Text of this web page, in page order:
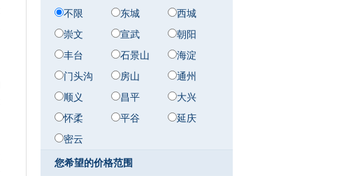
不限 东城
西城
崇文
宣武
朝阳
丰台
石景山
海淀
门头沟
房山
通州
顺义
昌平
大兴
怀柔
平谷
延庆
密云
您希望的价格范围